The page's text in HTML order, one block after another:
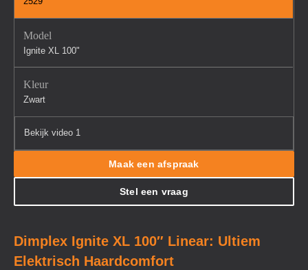
Model
Ignite XL 100"
Kleur
Zwart
Bekijk video 1
Maak een afspraak
Stel een vraag
Dimplex Ignite XL 100″ Linear: Ultiem
Elektrisch Haardcomfort